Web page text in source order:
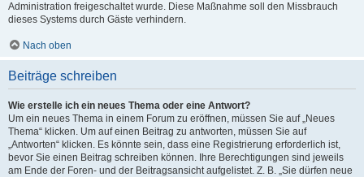
Administration freigeschaltet wurde. Diese Maßnahme soll den Missbrauch
dieses Systems durch Gäste verhindern.
Nach oben
Beiträge schreiben
Wie erstelle ich ein neues Thema oder eine Antwort?
Um ein neues Thema in einem Forum zu eröffnen, müssen Sie auf „Neues
Thema“ klicken. Um auf einen Beitrag zu antworten, müssen Sie auf
„Antworten“ klicken. Es könnte sein, dass eine Registrierung erforderlich ist,
bevor Sie einen Beitrag schreiben können. Ihre Berechtigungen sind jeweils
am Ende der Foren- und der Beitragsansicht aufgelistet. Z. B. „Sie dürfen neue